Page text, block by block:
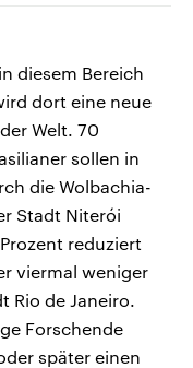
diesem Bereich
dort eine neue
Welt. 70
sollen in
die Wolbachia-
Stadt Niterói
reduziert
viermal weniger
Rio de Janeiro.
Forschende
später einen